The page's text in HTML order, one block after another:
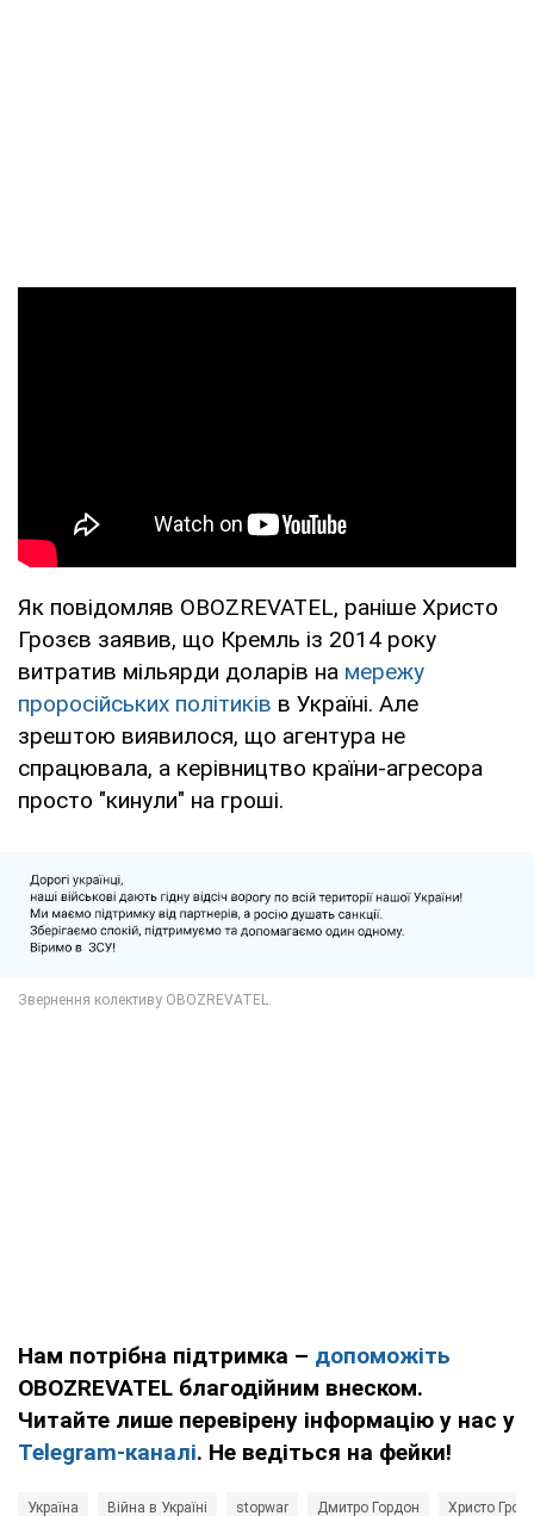
Як повідомляв OBOZREVATEL, раніше Христо
Грозєв заявив, що Кремль із 2014 року
витратив мільярди доларів на мережу
проросійських політиків в Україні. Але
зрештою виявилося, що агентура не
спрацювала, а керівництво країни-агресора
просто "кинули" на гроші.
Нам потрібна підтримка – допоможіть
OBOZREVATEL благодійним внеском.
Читайте лише перевірену інформацію у нас у
Telegram-каналі. Не ведіться на фейки!
Україна Війна в Україні stopwar Дмитро Гордон Христо